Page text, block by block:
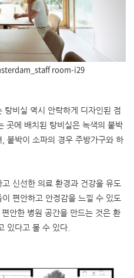
room-i29
탕비실 역시 안락하게 디자인된 점
곳에 배치된 탕비실은 녹색의 붙박
붙박이 소파의 경우 주방가구와 하
신선한 의료 환경과 건강을 유도
편안하고 안정감을 느낄 수 있도
안한 병원 공간을 만드는 것은 환
있다고 볼 수 있다.